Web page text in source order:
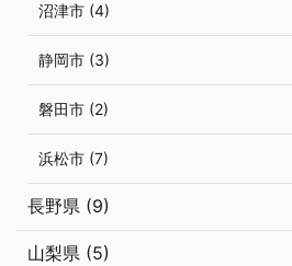
沼津市 (4)
静岡市 (3)
磐田市 (2)
浜松市 (7)
長野県 (9)
山梨県 (5)